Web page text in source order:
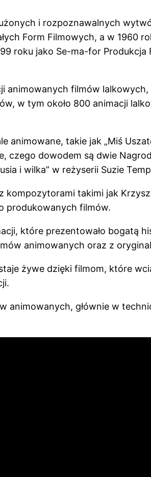
i rozpoznawalnych
Form Filmowych, a w 1960
roku jako Se-ma-for
animowanych filmów
w tym około 800 animacji
takie jak „Miś
czego dowodem są dwie
i wilka” w reżyserii Suzie
takimi jak
produkowanych filmów.
które prezentowało bogatą
animowanych oraz z
żywe dzięki filmom, które
głównie w